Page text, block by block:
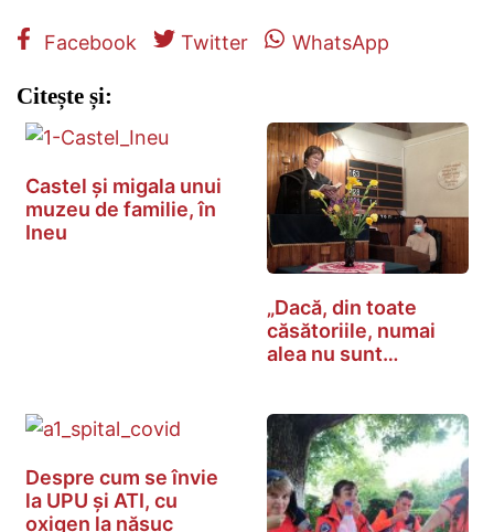
Facebook Twitter WhatsApp
Citește și:
Castel și migala unui
muzeu de familie, în
Ineu
„Dacă, din toate
căsătoriile, numai
alea nu sunt…
Despre cum se învie
la UPU și ATI, cu
oxigen la năsuc